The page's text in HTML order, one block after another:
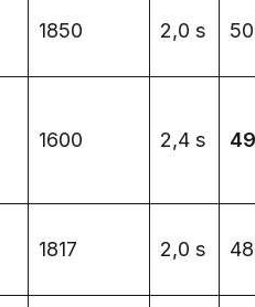
1850 2,0 s
1600 2,4 s
1817 2,0 s